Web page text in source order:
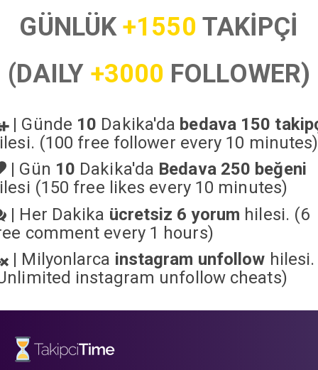
GÜNLÜK+1550 TAKİPÇİ
(DAILY +3000 FOLLOWER)
| Günde 10 Dakika'da bedava 150
(100 free follower every 10 minutes)
| Gün 10 Dakika'da Bedava 250 beğeni
(150 free likes every 10 minutes)
| Her Dakika ücretsiz 6 yorum hilesi. (6
comment every 1 hours)
| Milyonlarca instagram unfollow hilesi.
instagram unfollow cheats)